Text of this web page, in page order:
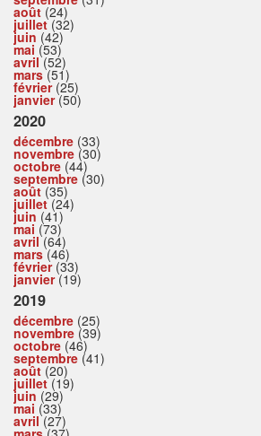
août (24)
juillet(32)
juin (42)
mai (53)
avril(52)
mars(51)
février(25)
janvier(50)
2020
décembre (33)
novembre (30)
octobre (44)
septembre (30)
août (35)
juillet(24)
juin (41)
mai (73)
avril(64)
mars(46)
février(33)
janvier(19)
2019
décembre (25)
novembre (39)
octobre (46)
septembre (41)
août (20)
juillet(19)
juin (29)
mai (33)
avril(27)